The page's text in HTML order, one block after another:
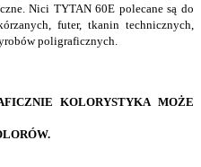
Nici TYTAN 60E polecane są do
futer, tkanin technicznych,
poligraficznych.
KOLORYSTYKA MOŻE